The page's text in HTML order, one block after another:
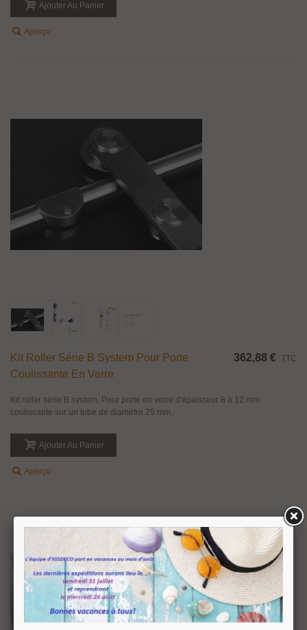
Ajouter Au Panier
Aperçu
Kit Roller Série B System Pour Porte
Coulissante En Verre
362,88 € TTC
Kit roller série B system. Pour porte en verre d'épaisseur 8 à 12 mm
coulissante sur un tube de diamètre 25 mm.
Ajouter Au Panier
Aperçu